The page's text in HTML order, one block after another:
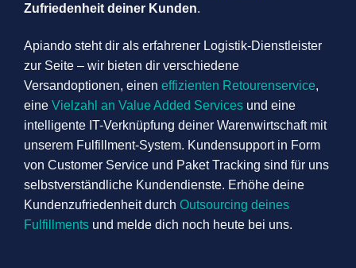
Zufriedenheit deiner Kunden.
Apiando steht dir als erfahrener Logistik-Dienstleister
zur Seite – wir bieten dir verschiedene
Versandoptionen, einen effizienten Retourenservice,
eine Vielzahl an Value Added Services und eine
intelligente IT-Verknüpfung deiner Warenwirtschaft mit
unserem Fulfillment-System. Kundensupport in Form
von Customer Service und Paket Tracking sind für uns
selbstverständliche Kundendienste. Erhöhe deine
Kundenzufriedenheit durch Outsourcing deines
Fulfillments und melde dich noch heute bei uns.